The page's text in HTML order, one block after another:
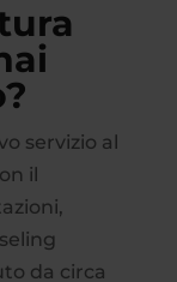
servizio al
il
da circa